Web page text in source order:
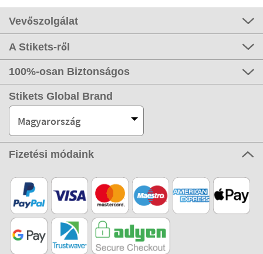
Vevőszolgálat
A Stikets-ről
100%-osan Biztonságos
Stikets Global Brand
Magyarország
Fizetési módaink